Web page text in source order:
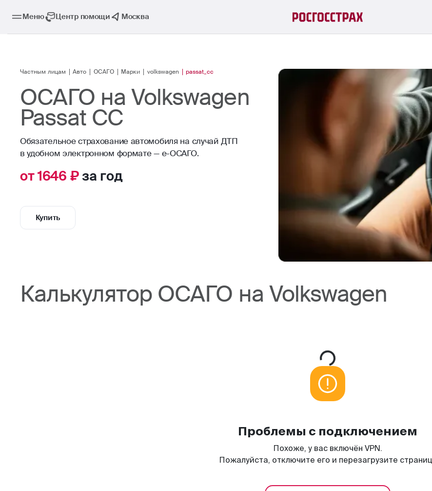
Меню Центр помощи Москва
Частным лицам Авто ОСАГО Марки volkswagen passat_cc
ОСАГО на Volkswagen
Passat CC
Обязательное страхование автомобиля на случай ДТП
в удобном электронном формате — е-ОСАГО.
от 1646 ₽за год
Купить
Калькулятор ОСАГО на Volkswagen